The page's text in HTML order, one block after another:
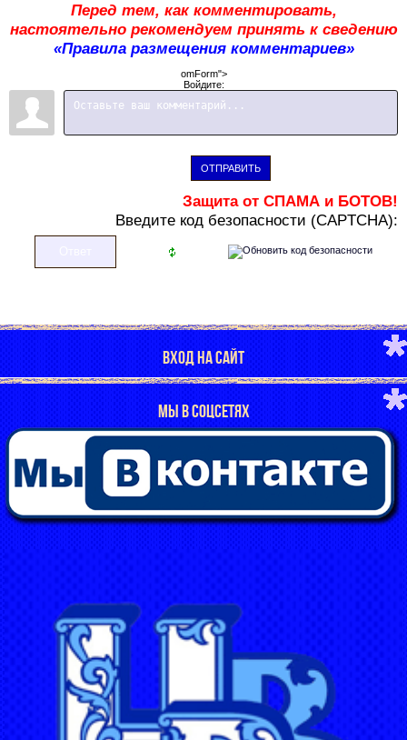
Перед тем, как комментировать,
настоятельно рекомендуем принять к сведению
«Правила размещения комментариев»
omForm">
Войдите:
ОТПРАВИТЬ
Защита от СПАМА и БОТОВ!
Введите код безопасности (CAPTCHA):
ВХОД НА САЙТ
МЫ В СОЦСЕТЯХ